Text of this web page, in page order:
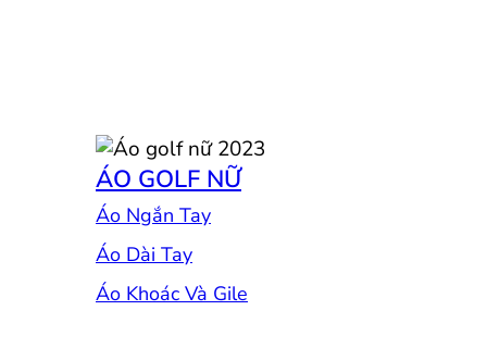
ÁO GOLF NỮ
Áo Ngắn Tay
Áo Dài Tay
Áo Khoác Và Gile